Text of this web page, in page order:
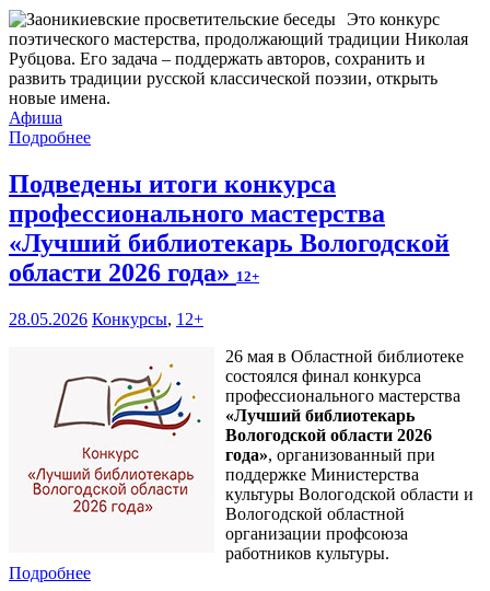
Это конкурс
поэтического мастерства, продолжающий традиции Николая
Рубцова. Его задача – поддержать авторов, сохранить и
развить традиции русской классической поэзии, открыть
новые имена.
Афиша
Подробнее
Подведены итоги конкурса
профессионального мастерства
«Лучший библиотекарь Вологодской
области 2026 года» 12+
28.05.2026 Конкурсы, 12+
26 мая в Областной библиотеке
состоялся финал конкурса
профессионального мастерства
«Лучший библиотекарь
Вологодской области 2026
года», организованный при
поддержке Министерства
культуры Вологодской области и
Вологодской областной
организации профсоюза
работников культуры.
Подробнее